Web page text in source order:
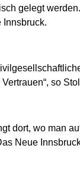
gelegt
Innsbruck.
so
dort, wo man
Neue